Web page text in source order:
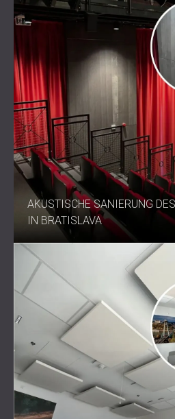
AKUSTISCHE SANIERUNG
IN BRATISLAVA